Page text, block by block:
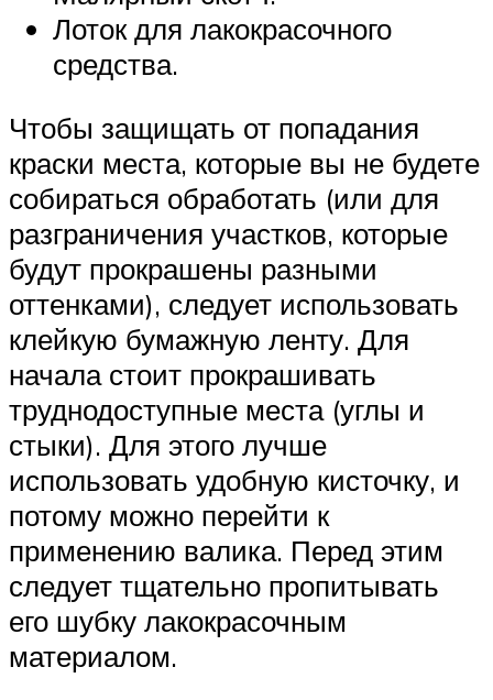
Лоток для лакокрасочного
средства.
Чтобы защищать от попадания
краски места, которые вы не будете
собираться обработать (или для
разграничения участков, которые
будут прокрашены разными
оттенками), следует использовать
клейкую бумажную ленту. Для
начала стоит прокрашивать
труднодоступные места (углы и
стыки). Для этого лучше
использовать удобную кисточку, и
потому можно перейти к
применению валика. Перед этим
следует тщательно пропитывать
его шубку лакокрасочным
материалом.